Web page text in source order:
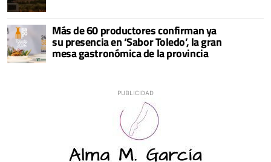
Más de 60 productores confirman ya
su presencia en ‘Sabor Toledo’, la gran
mesa gastronómica de la provincia